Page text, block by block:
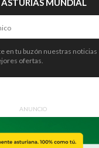
ASTURIAS MUNDIAL
en tu buzón nuestras noticias
ofertas.
ANUNCIO